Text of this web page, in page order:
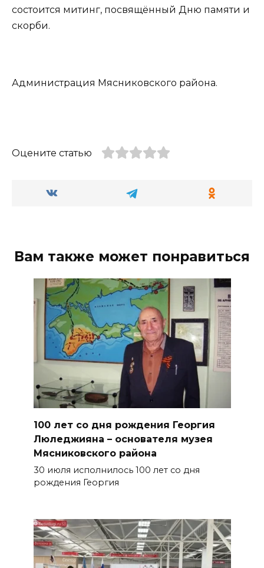
состоится митинг, посвящённый Дню памяти и
скорби.
Администрация Мясниковского района.
Оцените статью
Вам также может понравиться
100 лет со дня рождения Георгия
Люледжияна – основателя музея
Мясниковского района
30 июля исполнилось 100 лет со дня
рождения Георгия